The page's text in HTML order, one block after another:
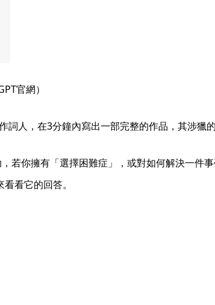
官網）
人，在3分鐘內寫出一部完整的作品，其涉獵
若你擁有「選擇困難症」，或對如何解決一件
看它的回答。